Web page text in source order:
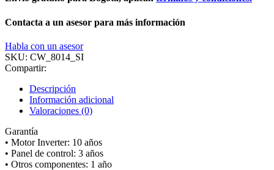
Contacta a un asesor para más información
Habla con un asesor
SKU: CW_8014_SI
Compartir:
Descripción
Información adicional
Valoraciones (0)
Garantía
• Motor Inverter: 10 años
• Panel de control: 3 años
• Otros componentes: 1 año